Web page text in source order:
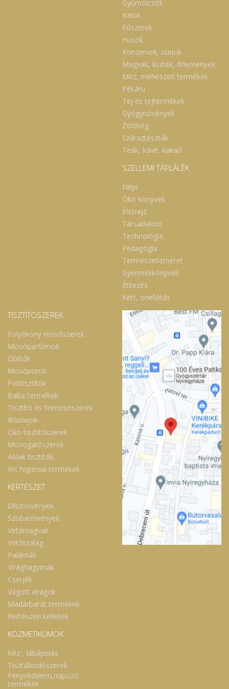
Gyümölcsök
Italok
Fűszerek
Húsok
Konzervek, olajok
Magvak, lisztek, őrlemények
Méz, méhészeti termékek
Pékáru
Tej és tejtermékek
Gyógynövények
Zöldség
Száraztészták
Teák, kávé, kakaó
SZELLEMI TÁPLÁLÉK
Népi
Öko könyvek
Életrajz
Társadalom
Technológia
Pedagógia
Természetismeret
Gyermekkönyvek
Étkezés
Kert, önellátás
TISZTÍTÓSZEREK
Folyékony mosószerek
Mosóparfümök
Öblítők
Mosóporok
Folttisztítók
Baba termékek
Tisztító és felmosószerek
Illóolajok
Öko tisztítószerek
Mosogatószerek
Ablak tisztítók
Wc higiéniai termékek
KERTÉSZET
Dísznövények
Szobanövények
Vetőmagvak
Vetőszalag
Palánták
Virághagymák
Cserjék
Vágott virágok
Madárbarát termékek
Kertészeti kellékek
KOZMETIKUMOK
Kéz-, lábápolás
Tisztálkodószerek
Fényvédelem,napozó
termékek